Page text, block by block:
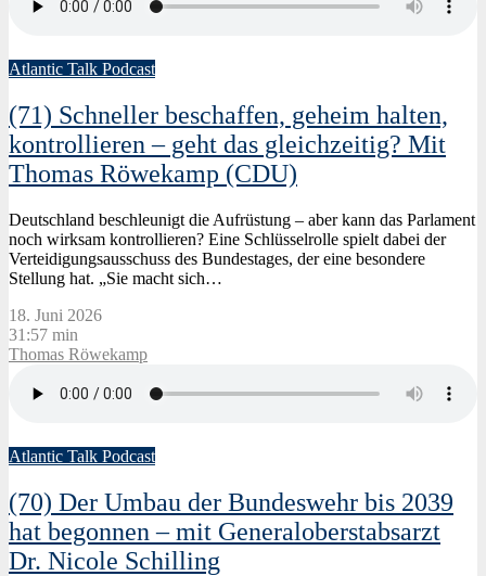
Atlantic Talk Podcast
(71) Schneller beschaffen, geheim halten,
kontrollieren – geht das gleichzeitig? Mit
Thomas Röwekamp (CDU)
Deutschland beschleunigt die Aufrüstung – aber kann das Parlament
noch wirksam kontrollieren? Eine Schlüsselrolle spielt dabei der
Verteidigungsausschuss des Bundestages, der eine besondere
Stellung hat. „Sie macht sich…
18. Juni 2026
31:57 min
Thomas Röwekamp
Atlantic Talk Podcast
(70) Der Umbau der Bundeswehr bis 2039
hat begonnen – mit Generaloberstabsarzt
Dr. Nicole Schilling